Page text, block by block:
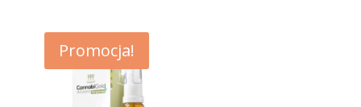
Promocja!